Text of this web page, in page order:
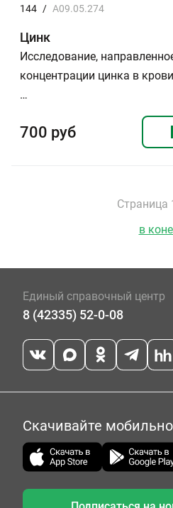
144 / A09.05.274
Цинк
Исследование,
концентрации цинка в
…
700 руб
Страница
в
Единый справочный центр
8 (42335) 52-0-08
Скачивайте